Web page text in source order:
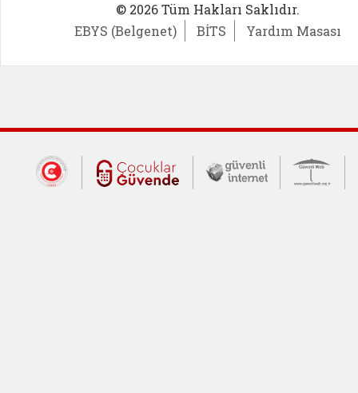
© 2026 Tüm Hakları Saklıdır.
EBYS (Belgenet)
BİTS Yardım Masası
Dış Bağlantılar
Cumhurbaşkanlığı İletişim Merkezi
Çocuklar Güvende (yeni
Güvenli